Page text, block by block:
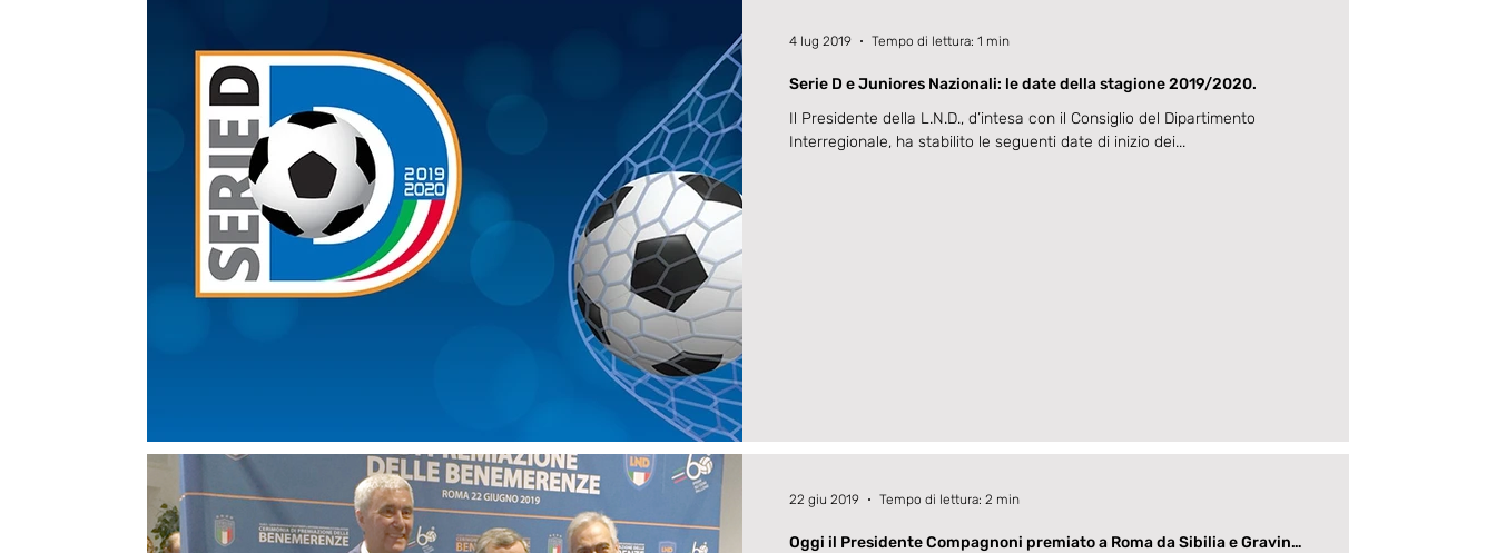
Serie D e Juniores Nazionali: le date della stagione 2019/2020.
Il Presidente della L.N.D., d’intesa con il Consiglio del Dipartimento
Interregionale, ha stabilito le seguenti date di inizio dei...
4 lug 2019 Tempo di lettura: 1 min
Oggi il Presidente Compagnoni premiato a Roma da Sibilia e Gravina
22 giu 2019 Tempo di lettura: 2 min